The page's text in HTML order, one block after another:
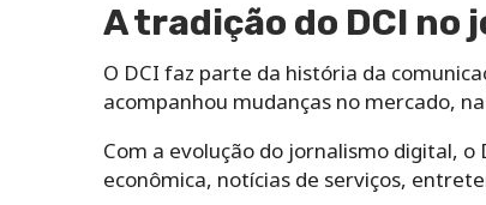
A tradição do DCI
O DCI faz parte da história da
acompanhou mudanças no mercado,
Com a evolução do jornalismo digital,
econômica, notícias de serviços,